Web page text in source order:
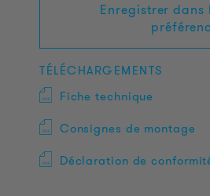
Enregistrer dans
TÉLÉCHARGEMENTS
Fiche technique
Consignes de montage
Déclaration de